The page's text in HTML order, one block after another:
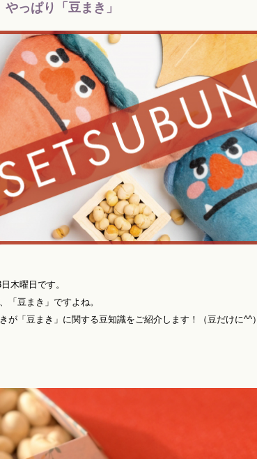
っぱり「豆まき」
木曜日です。
「豆まき」ですよね。
が「豆まき」に関する豆知識をご紹介します！（豆だけに^^）